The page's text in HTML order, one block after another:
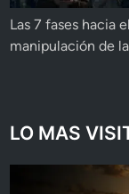
Las 7 fases hacia
manipulación de
LO MAS